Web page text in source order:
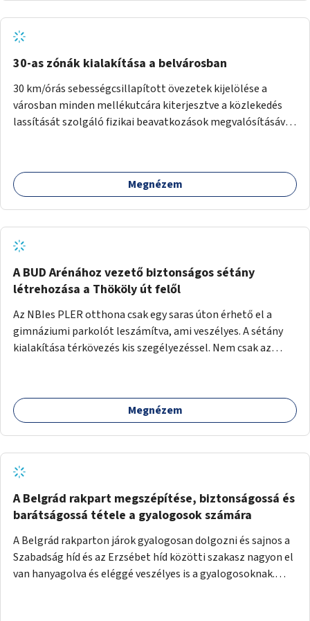
30-as zónák kialakítása a belvárosban
30 km/órás sebességcsillapított övezetek kijelölése a
városban minden mellékutcára kiterjesztve a közlekedés
lassítását szolgáló fizikai beavatkozások megvalósításával,
közlekedésnek. Elsőként az Alkotás utca - Villányi út -
Karolina út - Hamzsabégi út - Szerémi út - Könyves K. krt. -
zónák kijelölése. A program indulhat a Nagykörúton belüli
területtel, majd az Akotás utcán belüli területtel.
Megnézem
A BUD Arénához vezető biztonságos sétány
létrehozása a Thököly út felől
Az NBIes PLER otthona csak egy saras úton érhető el a
gimnáziumi parkolót leszámítva, ami veszélyes. A sétány
kialakítása térkövezés kis szegélyezéssel. Nem csak az
koncertek, bálok, jótékonysági események, választási
események -, a sármentes, méltó megközelítést, de a
236 busz, 50-es villamos) már biztosított, a közvetlen
gyalogutas elérés a projekt keretében nem került
kialakításra.
Megnézem
A Belgrád rakpart megszépítése, biztonságossá és
barátságossá tétele a gyalogosok számára
A Belgrád rakparton járok gyalogosan dolgozni és sajnos a
Szabadság híd és az Erzsébet híd közötti szakasz nagyon el
van hanyagolva és eléggé veszélyes is a gyalogosoknak.